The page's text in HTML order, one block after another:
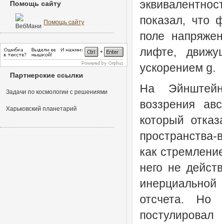
показал, что
поле
лифте,
ускорением g.
На
воззрения
который
как
него не
отсчета.
Помощь сайту
Помощь сайту
Партнерские ссылки
Задачи по космологии с решениями
Харьковский планетарий